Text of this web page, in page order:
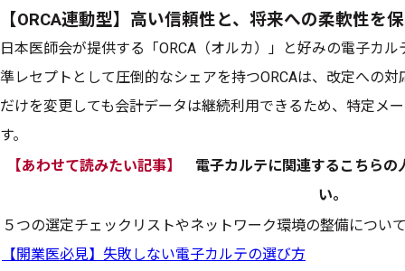
【ORCA連動型】高い信頼性と、将来への柔軟性を
日本医師会が提供する「ORCA（オルカ）」と好みの電子カ
準レセプトとして圧倒的なシェアを持つORCAは、改定への
だけを変更しても会計データは継続利用できるため、特定メ
す。
【あわせて読みたい記事】 電子カルテに関連するこちら
い。
５つの選定チェックリストやネットワーク環境の整備につい
【開業医必見】失敗しない電子カルテの選び方